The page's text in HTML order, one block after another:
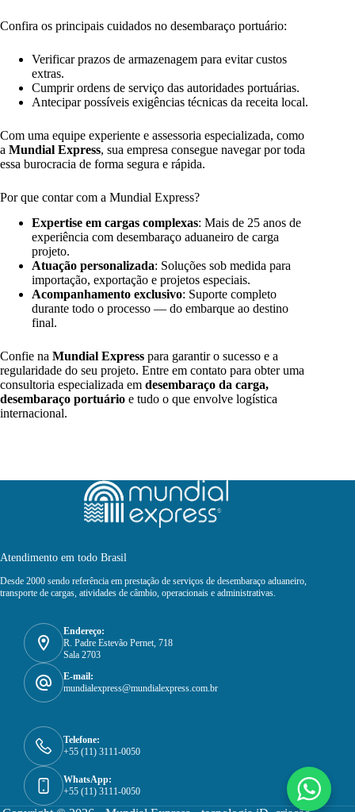
Confira os principais cuidados no desembaraço portuário:
Verificar prazos de armazenagem para evitar custos
extras.
Cumprir ordens de serviço das autoridades portuárias.
Antecipar possíveis exigências técnicas da receita local.
Com uma equipe experiente e assessoria especializada, como
a Mundial Express, sua empresa consegue navegar por toda
essa burocracia de forma segura e rápida.
Por que contar com a Mundial Express?
Expertise em cargas complexas: Mais de 25 anos de
experiência com desembaraço aduaneiro de carga
projeto.
Atuação personalizada: Soluções sob medida para
importação, exportação e projetos especiais.
Acompanhamento exclusivo: Suporte completo
durante todo o processo — do embarque ao destino
final.
Confie na Mundial Express para garantir o sucesso e a
regularidade do seu projeto. Entre em contato para obter uma
consultoria especializada em desembaraço da carga,
desembaraço portuário e tudo o que envolve logística
internacional.
Atendimento em todo Brasil
Desde 2000 sendo referência em prestação de serviços de desembaraço aduaneiro,
transporte de cargas, atividades de câmbio, operacionais e administrativas.
Endereço:
R. Padre Estevão Pernet, 718
Sala 2703
E-mail:
mundialexpress@mundialexpress.com.br
Telefone:
+55 (11) 3111-0050
WhatsApp:
+55 (11) 3111-0050